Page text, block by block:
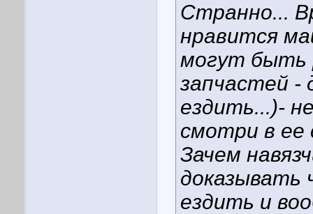
Странно...
нравится
могут быть
запчастей -
ездить...)-
смотри в ее
Зачем
ездить и